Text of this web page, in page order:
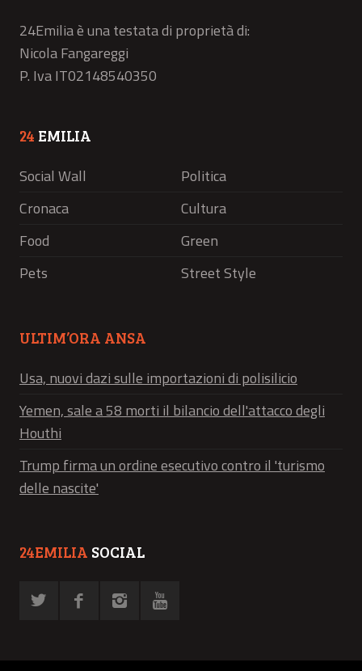
24Emilia è una testata di proprietà di:
Nicola Fangareggi
P. Iva IT02148540350
24 EMILIA
Social Wall
Politica
Cronaca
Cultura
Food
Green
Pets
Street Style
ULTIM’ORA ANSA
Usa, nuovi dazi sulle importazioni di polisilicio
Yemen, sale a 58 morti il bilancio dell'attacco degli
Houthi
Trump firma un ordine esecutivo contro il 'turismo
delle nascite'
24EMILIA SOCIAL